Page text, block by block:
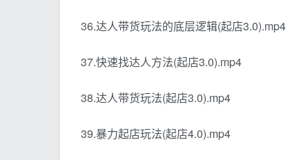
36.达人带货玩法的底层逻辑(起店3.0).mp4
37.快速找达人方法(起店3.0).mp4
38.达人带货玩法(起店3.0).mp4
39.暴力起店玩法(起店4.0).mp4